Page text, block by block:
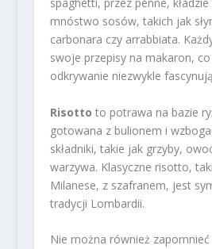
spaghetti, przez penne,
mnóstwo sosów, takich jak
carbonara czy arrabbiata.
swoje przepisy na makaron,
odkrywanie niezwykle
Risotto to potrawa na bazie
gotowana z bulionem i
składniki, takie jak grzyby,
warzywa. Klasyczne risotto,
Milanese, z szafranem, jest
tradycji Lombardii.
Nie można również zapomnieć